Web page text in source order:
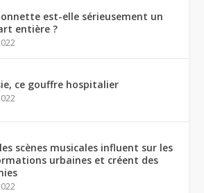
est-elle sérieusement un
entière ?
ce gouffre hospitalier
scènes musicales influent sur les
urbaines et créent des